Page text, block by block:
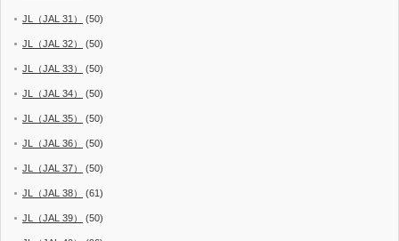
JL（JAL 31） (50)
JL（JAL 32） (50)
JL（JAL 33） (50)
JL（JAL 34） (50)
JL（JAL 35） (50)
JL（JAL 36） (50)
JL（JAL 37） (50)
JL（JAL 38） (61)
JL（JAL 39） (50)